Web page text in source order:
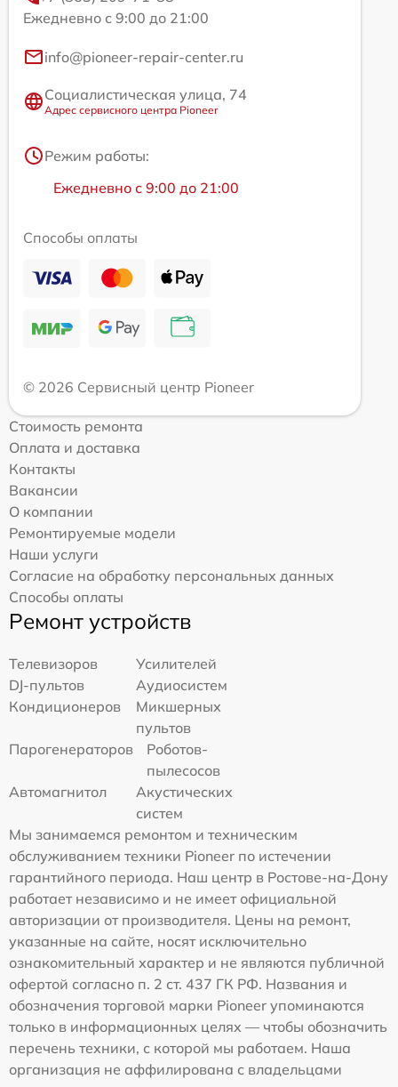
Ежедневно с 9:00 до 21:00
info@pioneer-repair-center.ru
Социалистическая улица, 74
Адрес сервисного центра Pioneer
Режим работы:
Ежедневно с 9:00 до 21:00
Способы оплаты
© 2026 Сервисный центр Pioneer
Стоимость ремонта
Оплата и доставка
Контакты
Вакансии
О компании
Ремонтируемые модели
Наши услуги
Согласие на обработку персональных данных
Способы оплаты
Ремонт устройств
Телевизоров
Усилителей
DJ-пультов
Аудиосистем
Кондиционеров
Микшерных
пультов
Парогенераторов
Роботов-
пылесосов
Автомагнитол
Акустических
систем
Мы занимаемся ремонтом и техническим
обслуживанием техники Pioneer по истечении
гарантийного периода. Наш центр в Ростове-на-Дону
работает независимо и не имеет официальной
авторизации от производителя. Цены на ремонт,
указанные на сайте, носят исключительно
ознакомительный характер и не являются публичной
офертой согласно п. 2 ст. 437 ГК РФ. Названия и
обозначения торговой марки Pioneer упоминаются
только в информационных целях — чтобы обозначить
перечень техники, с которой мы работаем. Наша
организация не аффилирована с владельцами